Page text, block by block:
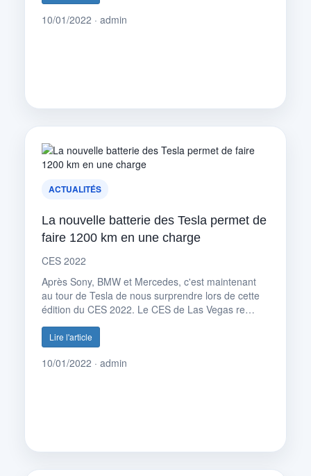
10/01/2022 · admin
ACTUALITÉS
La nouvelle batterie des Tesla permet de
faire 1200 km en une charge
CES 2022
Après Sony, BMW et Mercedes, c'est maintenant
au tour de Tesla de nous surprendre lors de cette
édition du CES 2022. Le CES de Las Vegas re…
Lire l'article
10/01/2022 · admin